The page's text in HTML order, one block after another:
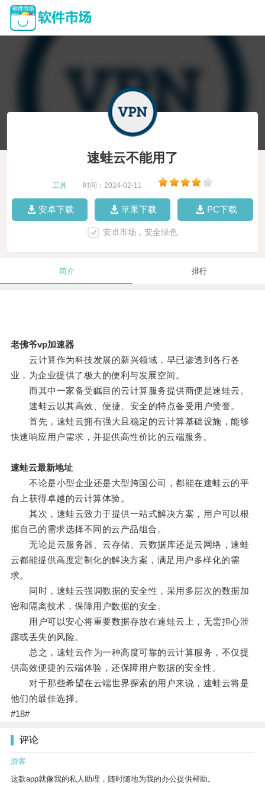
速蛙云不能用了
工具 时间：2024-02-11
安卓下载 苹果下载 PC下载
安卓市场，安全绿色
简介 排行
老佛爷vp加速器
云计算作为科技发展的新兴领域，早已渗透到各行各
业，为企业提供了极大的便利与发展空间。
而其中一家备受瞩目的云计算服务提供商便是速蛙云。
速蛙云以其高效、便捷、安全的特点备受用户赞誉。
首先，速蛙云拥有强大且稳定的云计算基础设施，能够
快速响应用户需求，并提供高性价比的云端服务。
速蛙云最新地址
不论是小型企业还是大型跨国公司，都能在速蛙云的平
台上获得卓越的云计算体验。
其次，速蛙云致力于提供一站式解决方案，用户可以根
据自己的需求选择不同的云产品组合。
无论是云服务器、云存储、云数据库还是云网络，速蛙
云都能提供高度定制化的解决方案，满足用户多样化的需
求。
同时，速蛙云强调数据的安全性，采用多层次的数据加
密和隔离技术，保障用户数据的安全。
用户可以安心将重要数据存放在速蛙云上，无需担心泄
露或丢失的风险。
总之，速蛙云作为一种高度可靠的云计算服务，不仅提
供高效便捷的云端体验，还保障用户数据的安全性。
对于那些希望在云端世界探索的用户来说，速蛙云将是
他们的最佳选择。
#18#
评论
游客
这款app就像我的私人助理，随时随地为我的办公提供帮助。